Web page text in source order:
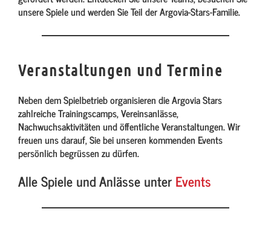
unsere Spiele und werden Sie Teil der Argovia-Stars-Familie.
Veranstaltungen und Termine
Neben dem Spielbetrieb organisieren die Argovia Stars
zahlreiche Trainingscamps, Vereinsanlässe,
Nachwuchsaktivitäten und öffentliche Veranstaltungen. Wir
freuen uns darauf, Sie bei unseren kommenden Events
persönlich begrüssen zu dürfen.
Alle Spiele und Anlässe unterEvents